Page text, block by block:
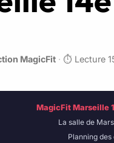
MagicFit · ⏱️ Lecture
MagicFit Marseille
La salle de
Planning des